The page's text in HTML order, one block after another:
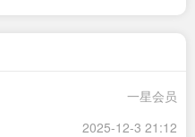
一星会员
2025-12-3 21:12